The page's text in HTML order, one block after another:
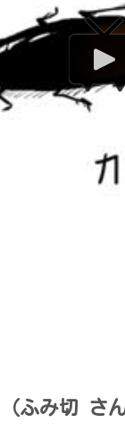
ふみ切 さ